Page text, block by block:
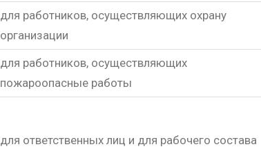
для работников, осуществляющих охрану
организации
для работников, осуществляющих
пожароопасные работы
для ответственных лиц и для рабочего состава